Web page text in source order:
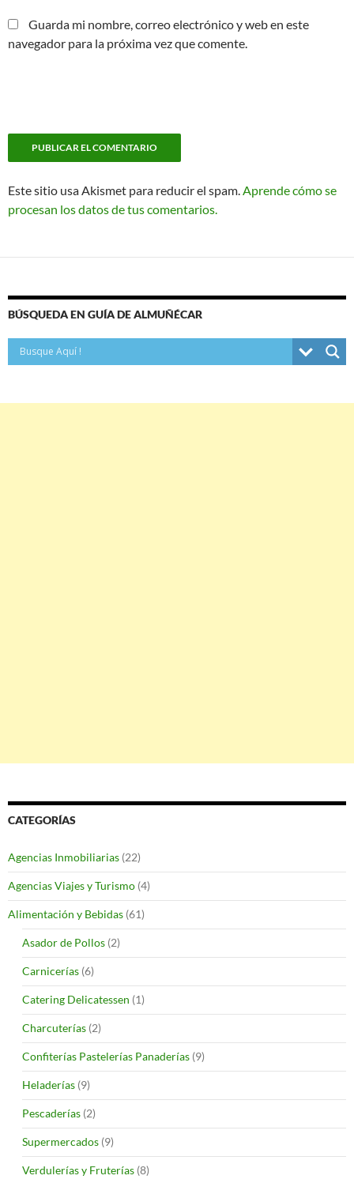
Guarda mi nombre, correo electrónico y web en este
navegador para la próxima vez que comente.
Este sitio usa Akismet para reducir el spam. Aprende cómo se
procesan los datos de tus comentarios.
BÚSQUEDA EN GUÍA DE ALMUÑÉCAR
CATEGORÍAS
Agencias Inmobiliarias (22)
Agencias Viajes y Turismo (4)
Alimentación y Bebidas (61)
Asador de Pollos (2)
Carnicerías (6)
Catering Delicatessen (1)
Charcuterías (2)
Confiterías Pastelerías Panaderías (9)
Heladerías (9)
Pescaderías (2)
Supermercados (9)
Verdulerías y Fruterías (8)